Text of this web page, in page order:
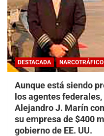
DESTACADA NARCOTRÁFICO
Aunque está siendo
los agentes
Alejandro J. Marín
su empresa de $400
gobierno de EE. UU.